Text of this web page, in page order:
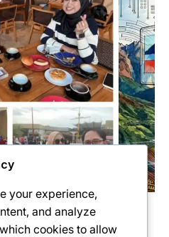
your experience,
and analyze
cookies to allow